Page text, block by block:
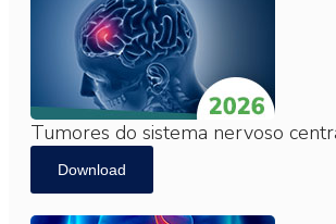
Tumores do sistema nervoso
Download